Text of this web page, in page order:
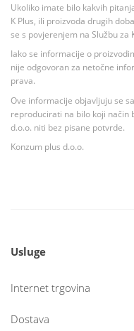
Ukoliko imate bilo kakvih
K Plus, ili proizvoda drugih
se s povjerenjem na Službu za
Iako se informacije o
nije odgovoran za netočne
prava.
Ove informacije objavljuju se
reproducirati na bilo koji način
d.o.o. niti bez pisane potvrde.
Konzum plus d.o.o.
Usluge
Internet trgovina
Dostava